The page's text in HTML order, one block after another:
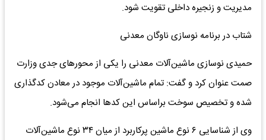
مدیریت و زنجیره داخلی تقویت شود.
شتاب در برنامه نوسازی ناوگان معدنی
حمیدی نوسازی ماشین‌آلات معدنی را یکی از محورهای جدی وزارت
صمت عنوان کرد و گفت: تمام ماشین‌آلات موجود در معادن کدگذاری
شده و تخصیص سوخت براساس این کدها انجام می‌شود.
وی از شناسایی ۶ نوع ماشین پرکاربرد از میان ۳۴ نوع ماشین‌آلات